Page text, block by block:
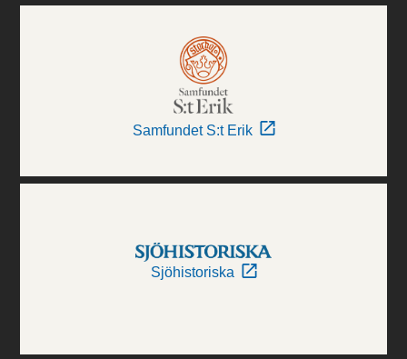
Samfundet S:t Erik
Sjöhistoriska